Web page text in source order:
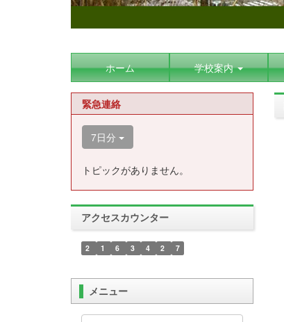
ホーム 学校案内
緊急連絡
7日分
トピックがありません。
アクセスカウンター
2 1 6 3 4 2 7
メニュー